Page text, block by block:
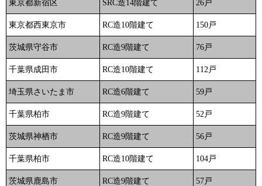
東京都新宿区 SRC造14階建て 26戸
東京都西東京市 RC造10階建て 150戸
茨城県守谷市 RC造9階建て 76戸
千葉県成田市 RC造10階建て 112戸
埼玉県さいたま市 RC造6階建て 59戸
千葉県柏市 RC造9階建て 52戸
茨城県神栖市 RC造9階建て 56戸
千葉県柏市 RC造10階建て 104戸
茨城県鹿島市 RC造9階建て 57戸